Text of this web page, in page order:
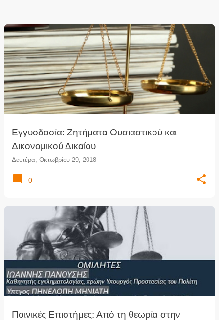
Εγγυοδοσία: Ζητήματα Ουσιαστικού και
Δικονομικού Δικαίου
Δευτέρα, Οκτωβρίου 29, 2018
0
Ποινικές Επιστήμες: Από τη θεωρία στην